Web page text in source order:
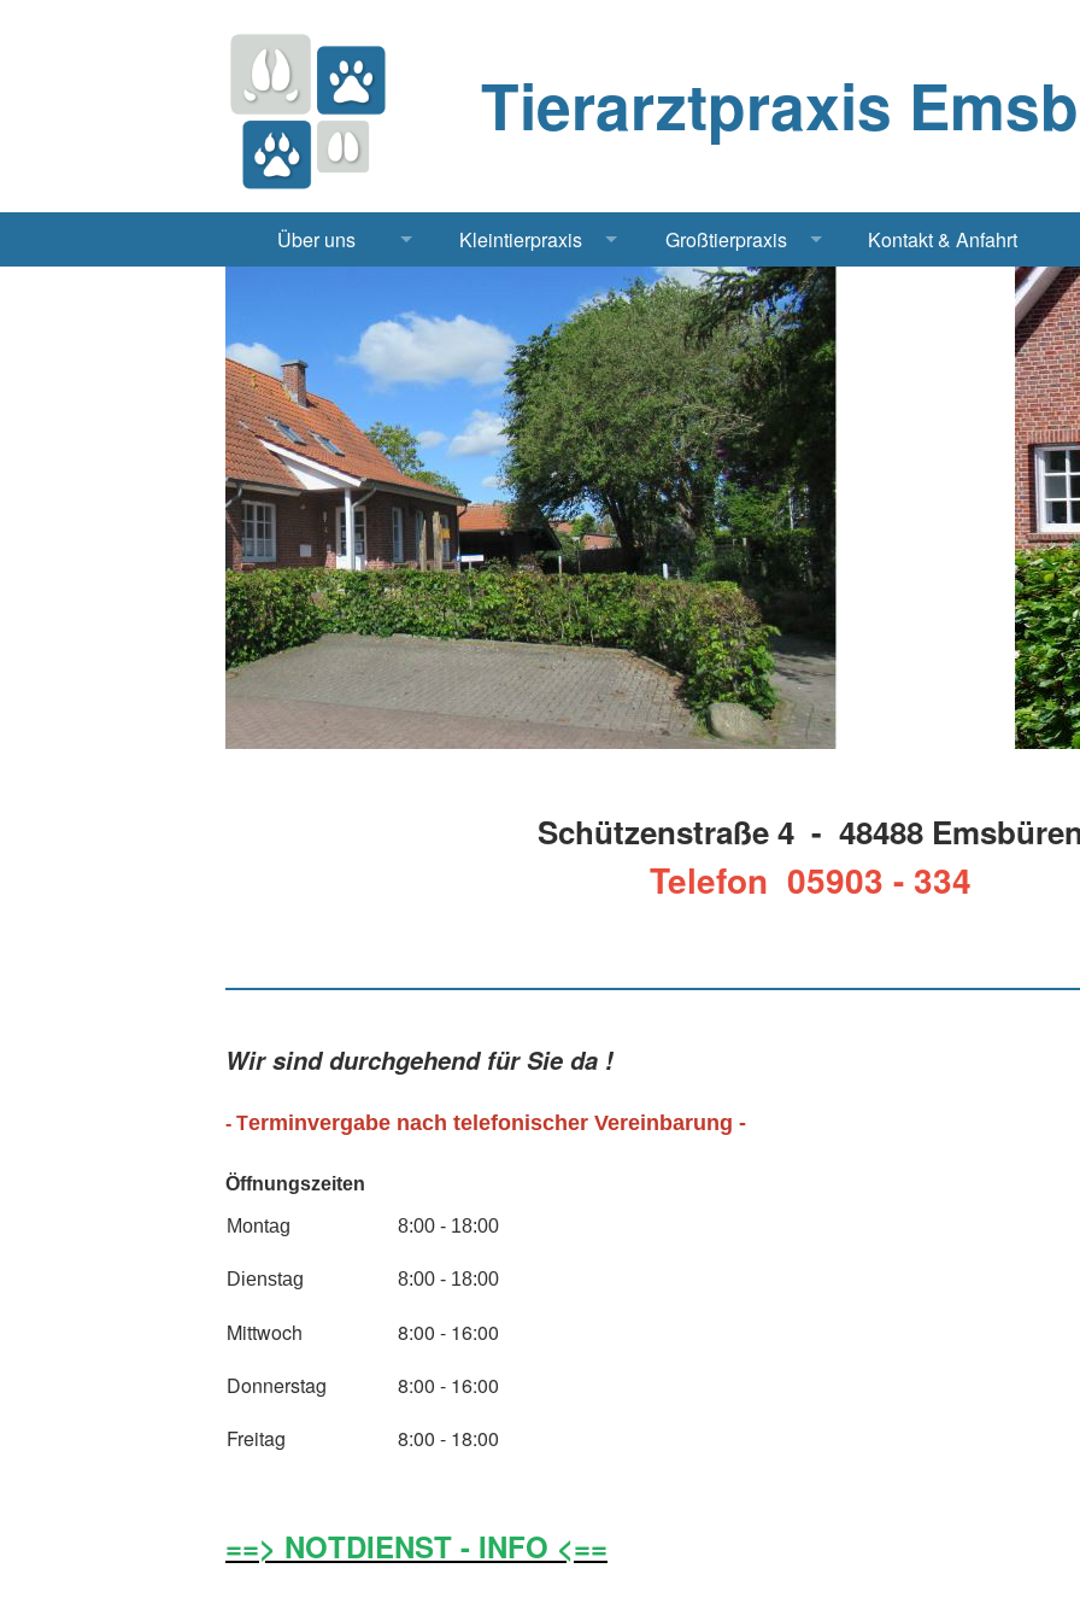
Tierarztpraxis
Über uns
Apotheke
Labor
Notdienst
Jobs & Praktikum
Kleintierpraxis
Hund, Katze
Heimtiere
Röntgen Ultraschall Elektrochirurgie Narkose
Großtierpraxis
Bestandsbetreuung Schwein
Bestandsbetreuung Rind
Pferde
Geflügel, Tauben, Hühner
Kontakt & Anfahrt
Schützenstraße 4 - 48488
Telefon 05903 - 334
Wir sind durchgehend für Sie da !
- Terminvergabe nach telefonischer Vereinbarung -
Öffnungszeiten
Montag 8:00 - 18:00
Dienstag 8:00 - 18:00
Mittwoch
8:00 - 16:00
Donnerstag
8:00 - 16:00
Freitag
8:00 - 18:00
==> NOTDIENST - INFO <==